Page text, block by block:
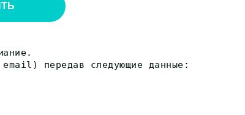
передав следующие данные: